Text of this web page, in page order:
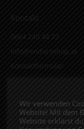
Kontakt
0664 240 44 73
info@enduroshop.at
Kontaktformular
Impressum
Wir verwenden
Website! Mit dem
Website erklärst